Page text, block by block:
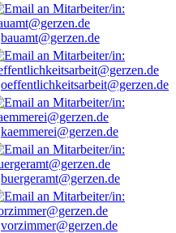
bauamt@gerzen.de
oeffentlichkeitsarbeit@gerzen.de
kaemmerei@gerzen.de
buergeramt@gerzen.de
vorzimmer@gerzen.de